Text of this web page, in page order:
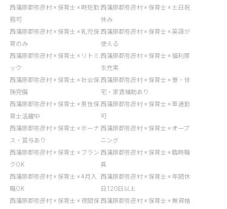
西蒲原郡弥彦村 × 保育士 × 時短勤
務可
西蒲原郡弥彦村 × 保育士 × 土日祝
休み
西蒲原郡弥彦村 × 保育士 × 乳児保
育のみ
西蒲原郡弥彦村 × 保育士 × 英語が
使える
西蒲原郡弥彦村 × 保育士 × リトミ
ック
西蒲原郡弥彦村 × 保育士 × 福利厚
生充実
西蒲原郡弥彦村 × 保育士 × 社会保
険完備
西蒲原郡弥彦村 × 保育士 × 寮・住
宅・家賃補助あり
西蒲原郡弥彦村 × 保育士 × 男性保
育士活躍中
西蒲原郡弥彦村 × 保育士 × 車通勤
可
西蒲原郡弥彦村 × 保育士 × ボーナ
ス・賞与あり
西蒲原郡弥彦村 × 保育士 × オープ
ニング
西蒲原郡弥彦村 × 保育士 × ブラン
クOK
西蒲原郡弥彦村 × 保育士 × 臨時職
員
西蒲原郡弥彦村 × 保育士 × 4月入
職OK
西蒲原郡弥彦村 × 保育士 × 年間休
日120日以上
西蒲原郡弥彦村 × 保育士 × 夜間保西蒲原郡弥彦村 × 保育士 × 無資格